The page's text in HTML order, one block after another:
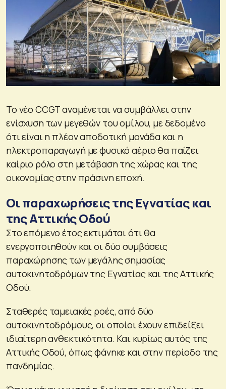
Το νέο CCGT αναμένεται να συμβάλλει στην
ενίσχυση των μεγεθών του ομίλου, με δεδομένο
ότι είναι η πλέον αποδοτική μονάδα και η
ηλεκτροπαραγωγή με φυσικό αέριο θα παίζει
καίριο ρόλο στη μετάβαση της χώρας και της
οικονομίας στην πράσινη εποχή.
Οι παραχωρήσεις της Εγνατίας και
της Αττικής Οδού
Στο επόμενο έτος εκτιμάται ότι θα
ενεργοποιηθούν και οι δύο συμβάσεις
παραχώρησης των μεγάλης σημασίας
αυτοκινητοδρόμων της Εγνατίας και της Αττικής
Οδού.
Σταθερές ταμειακές ροές, από δύο
αυτοκινητοδρόμους, οι οποίοι έχουν επιδείξει
ιδιαίτερη ανθεκτικότητα. Και κυρίως αυτός της
Αττικής Οδού, όπως φάνηκε και στην περίοδο της
πανδημίας.